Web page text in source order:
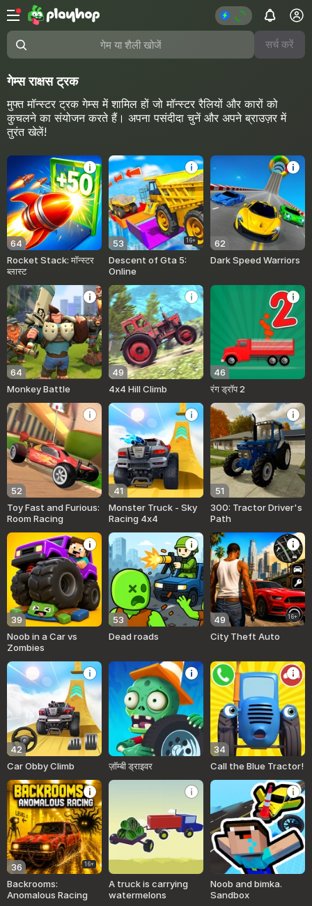
गेम या शैली खोजें सर्च करें
गेम्स राक्षस ट्रक
मुफ्त मॉन्स्टर ट्रक गेम्स में शामिल हों जो मॉन्स्टर रैलियों और कारों को
कुचलने का संयोजन करते हैं। अपना पसंदीदा चुनें और अपने ब्राउज़र में
तुरंत खेलें!
64
Rocket Stack: मॉन्स्टर
ब्लास्ट
53 16+
Descent of Gta 5:
Online
62
Dark Speed Warriors
64
Monkey Battle
49
4x4 Hill Climb
46
रंग ड्रॉप 2
52
Toy Fast and Furious:
Room Racing
41
Monster Truck - Sky
Racing 4x4
51
300: Tractor Driver's
Path
39
Noob in a Car vs
Zombies
53
Dead roads
49 16+
City Theft Auto
42
Car Obby Climb
ज़ॉम्बी ड्राइवर
34
Call the Blue Tractor!
36 16+
Backrooms:
Anomalous Racing
A truck is carrying
watermelons
Noob and bimka.
Sandbox